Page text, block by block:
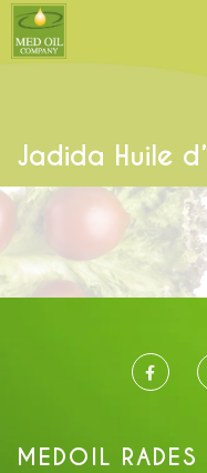
Jadida Huile
MEDOIL RADES